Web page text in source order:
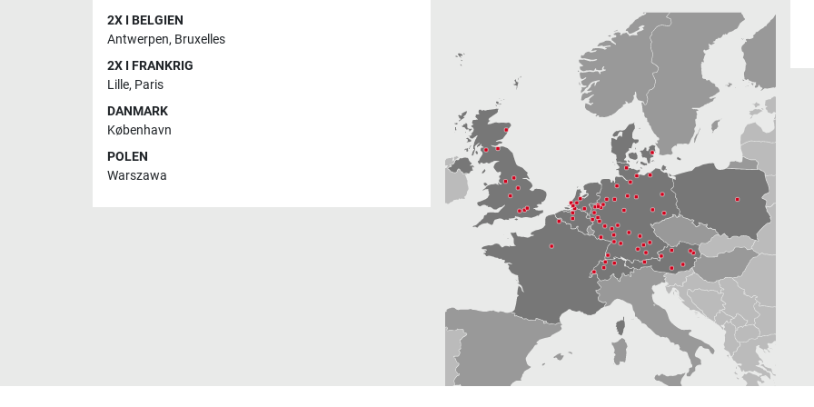
2X I BELGIEN
Antwerpen, Bruxelles
2X I FRANKRIG
Lille, Paris
DANMARK
København
POLEN
Warszawa